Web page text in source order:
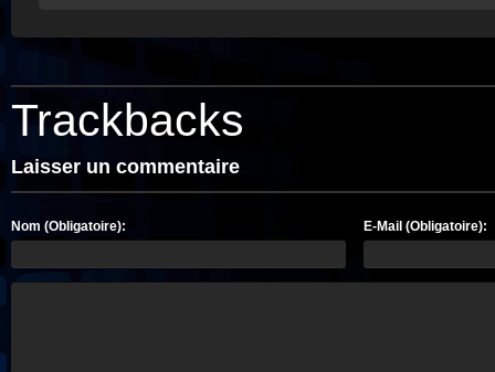
Trackbacks
Laisser un commentaire
Nom (Obligatoire): E-Mail (Obligatoire):